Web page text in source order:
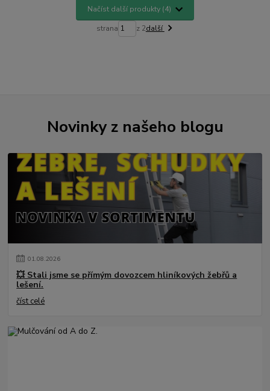
Načíst další produkty (4)
strana z 2další
Novinky z našeho blogu
01.08.2026
💥 Stali jsme se přímým dovozcem hliníkových žebřů a
lešení.
číst celé